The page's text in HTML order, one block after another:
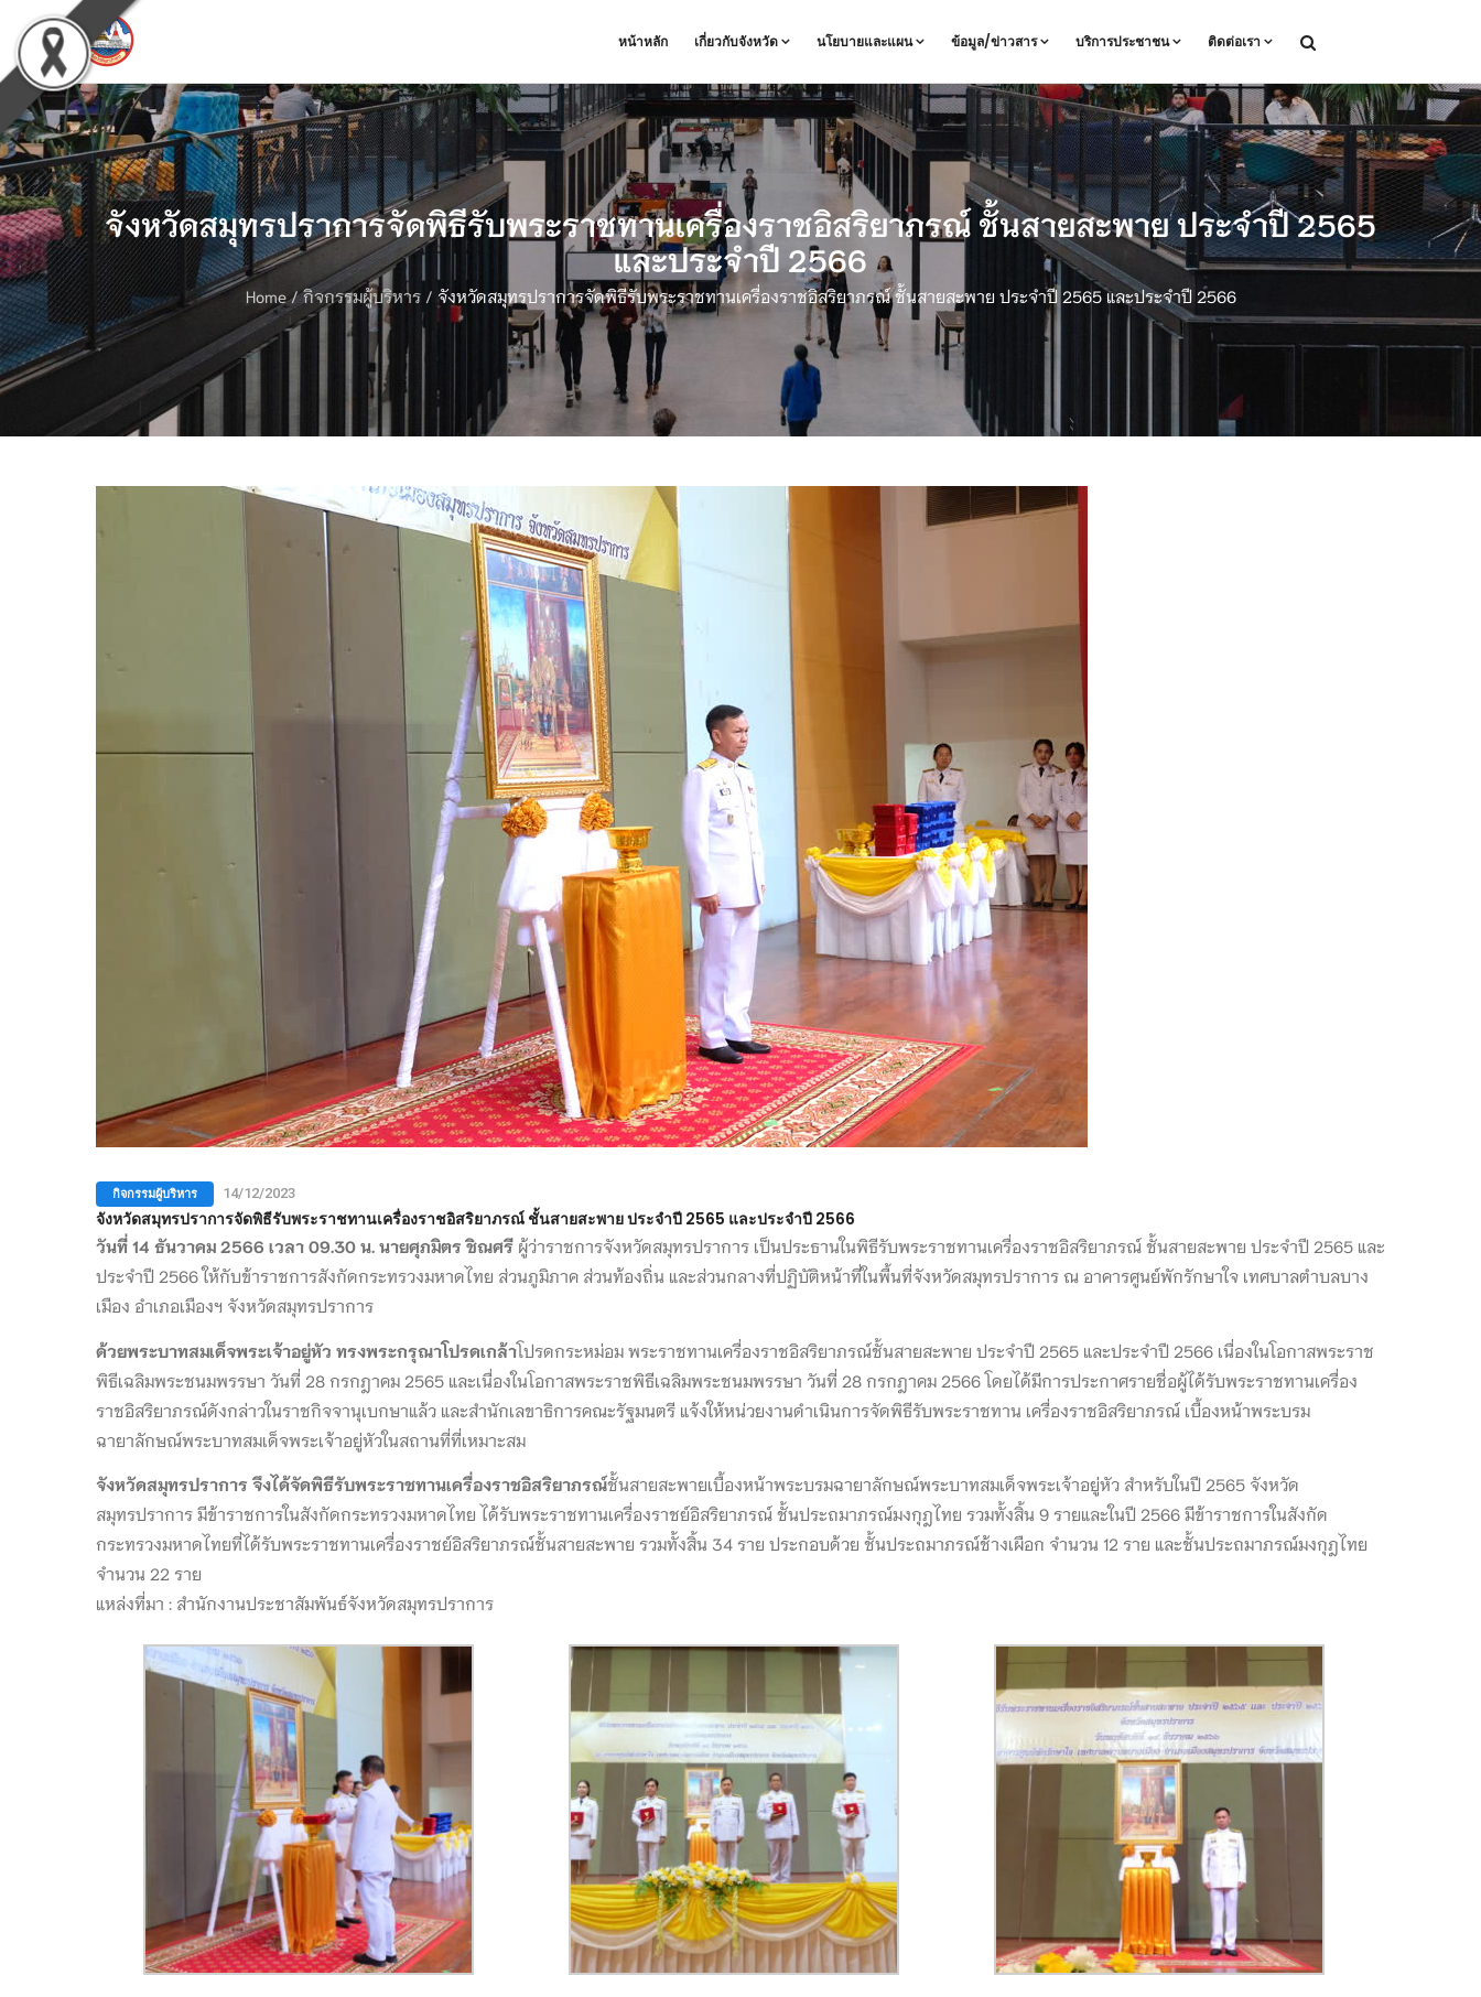
หน้าหลัก เกี่ยวกับจังหวัด นโยบายและแผน ข้อมูล/ข่าวสาร บริการประชาชน ติดต่อเรา
จังหวัดสมุทรปราการจัดพิธีรับพระราชทานเครื่องราชอิสริยาภรณ์ ชั้นสายสะพาย ประจำปี 2565
และประจำปี 2566
Home/ กิจกรรมผู้บริหาร/ จังหวัดสมุทรปราการจัดพิธีรับพระราชทานเครื่องราชอิสริยาภรณ์ ชั้นสายสะพาย ประจำปี 2565 และประจำปี 2566
กิจกรรมผู้บริหาร 14/12/2023
จังหวัดสมุทรปราการจัดพิธีรับพระราชทานเครื่องราชอิสริยาภรณ์ ชั้นสายสะพาย ประจำปี 2565 และประจำปี 2566
วันที่ 14 ธันวาคม 2566 เวลา 09.30 น. นายศุภมิตร ชิณศรี ผู้ว่าราชการจังหวัดสมุทรปราการ เป็นประธานในพิธีรับพระราชทานเครื่องราชอิสริยาภรณ์ ชั้นสายสะพาย ประจำปี 2565 และ
ประจำปี 2566 ให้กับข้าราชการสังกัดกระทรวงมหาดไทย ส่วนภูมิภาค ส่วนท้องถิ่น และส่วนกลางที่ปฏิบัติหน้าที่ในพื้นที่จังหวัดสมุทรปราการ ณ อาคารศูนย์พักรักษาใจ เทศบาลตำบลบาง
เมือง อำเภอเมืองฯ จังหวัดสมุทรปราการ
ด้วยพระบาทสมเด็จพระเจ้าอยู่หัว ทรงพระกรุณาโปรดเกล้าโปรดกระหม่อม พระราชทานเครื่องราชอิสริยาภรณ์ชั้นสายสะพาย ประจำปี 2565 และประจำปี 2566 เนื่องในโอกาสพระราช
พิธีเฉลิมพระชนมพรรษา วันที่ 28 กรกฎาคม 2565 และเนื่องในโอกาสพระราชพิธีเฉลิมพระชนมพรรษา วันที่ 28 กรกฎาคม 2566 โดยได้มีการประกาศรายชื่อผู้ได้รับพระราชทานเครื่อง
ราชอิสริยาภรณ์ดังกล่าวในราชกิจจานุเบกษาแล้ว และสำนักเลขาธิการคณะรัฐมนตรี แจ้งให้หน่วยงานดำเนินการจัดพิธีรับพระราชทาน เครื่องราชอิสริยาภรณ์ เบื้องหน้าพระบรม
ฉายาลักษณ์พระบาทสมเด็จพระเจ้าอยู่หัวในสถานที่ที่เหมาะสม
จังหวัดสมุทรปราการ จึงได้จัดพิธีรับพระราชทานเครื่องราชอิสริยาภรณ์ชั้นสายสะพายเบื้องหน้าพระบรมฉายาลักษณ์พระบาทสมเด็จพระเจ้าอยู่หัว สำหรับในปี 2565 จังหวัด
สมุทรปราการ มีข้าราชการในสังกัดกระทรวงมหาดไทย ได้รับพระราชทานเครื่องราชย์อิสริยาภรณ์ ชั้นประถมาภรณ์มงกุฎไทย รวมทั้งสิ้น 9 รายและในปี 2566 มีข้าราชการในสังกัด
กระทรวงมหาดไทยที่ได้รับพระราชทานเครื่องราชย์อิสริยาภรณ์ชั้นสายสะพาย รวมทั้งสิ้น 34 ราย ประกอบด้วย ชั้นประถมาภรณ์ช้างเผือก จำนวน 12 ราย และชั้นประถมาภรณ์มงกุฎไทย
จำนวน 22 ราย
แหล่งที่มา : สำนักงานประชาสัมพันธ์จังหวัดสมุทรปราการ